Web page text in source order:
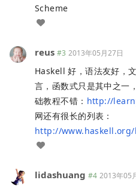
Scheme
reus #3 2013年05月27日
Haskell 好，语法友好，
言，函数式只是其中之一
础教程不错： http://
网还有很长的列表：
http://
lidashuang #4 2013年05